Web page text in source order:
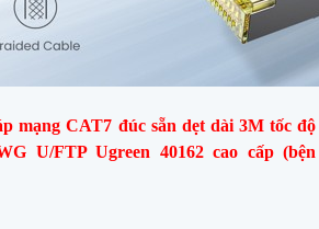
mạng CAT7 đúc sẵn dẹt dài 3M tốc độ
U/FTP Ugreen 40162 cao cấp (bện